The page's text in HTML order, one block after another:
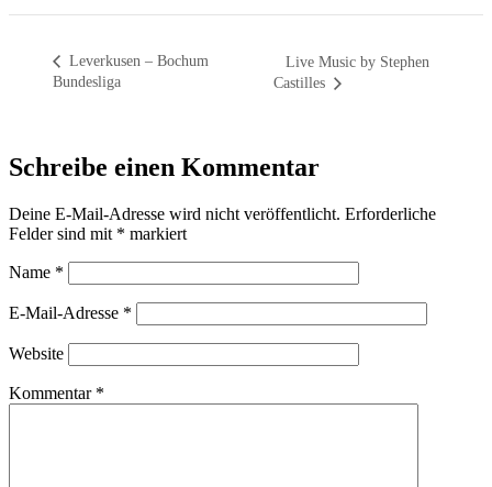
Leverkusen – Bochum
Bundesliga
Live Music by Stephen
Castilles
Schreibe einen Kommentar
Deine E-Mail-Adresse wird nicht veröffentlicht. Erforderliche
Felder sind mit * markiert
Name *
E-Mail-Adresse *
Website
Kommentar *